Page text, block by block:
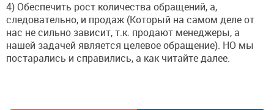
4) Обеспечить рост количества обращений, а,
следовательно, и продаж (Который на самом деле от
нас не сильно зависит, т.к. продают менеджеры, а
нашей задачей является целевое обращение). НО мы
постарались и справились, а как читайте далее.